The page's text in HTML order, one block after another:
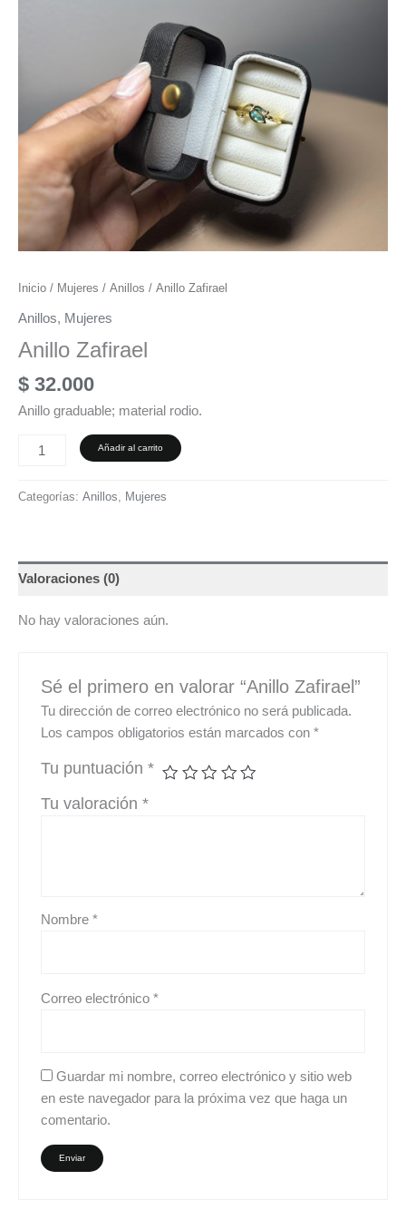
Inicio / Mujeres / Anillos / Anillo Zafirael
Anillos, Mujeres
Anillo Zafirael
$ 32.000
Anillo graduable; material rodio.
Añadir al carrito
Categorías: Anillos, Mujeres
Valoraciones (0)
No hay valoraciones aún.
Sé el primero en valorar “Anillo Zafirael”
Tu dirección de correo electrónico no será publicada.
Los campos obligatorios están marcados con*
Tu puntuación*
Tu valoración*
Nombre*
Correo electrónico*
Guardar mi nombre, correo electrónico y sitio web
en este navegador para la próxima vez que haga un
comentario.